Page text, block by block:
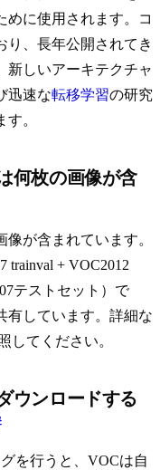
めに使用されます。コ
り、長年公開されてき
新しいアーキテクチャ
迅速な転移学習の研究
。
何枚の画像が含
像が含まれています。
trainval + VOC2012
テストセット）で
有しています。詳細な
してください。
ウンロードする
を行うと、VOCは自